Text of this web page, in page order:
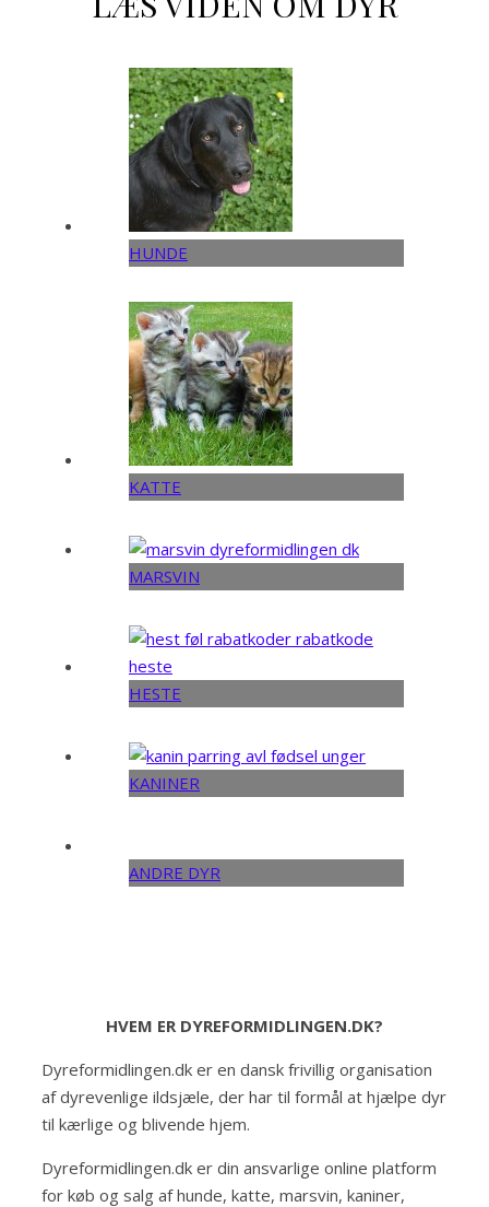
HUNDE
KATTE
MARSVIN
HESTE
KANINER
ANDRE DYR
HVEM ER DYREFORMIDLINGEN.DK?
Dyreformidlingen.dk er en dansk frivillig organisation
af dyrevenlige ildsjæle, der har til formål at hjælpe dyr
til kærlige og blivende hjem.
Dyreformidlingen.dk er din ansvarlige online platform
for køb og salg af hunde, katte, marsvin, kaniner,